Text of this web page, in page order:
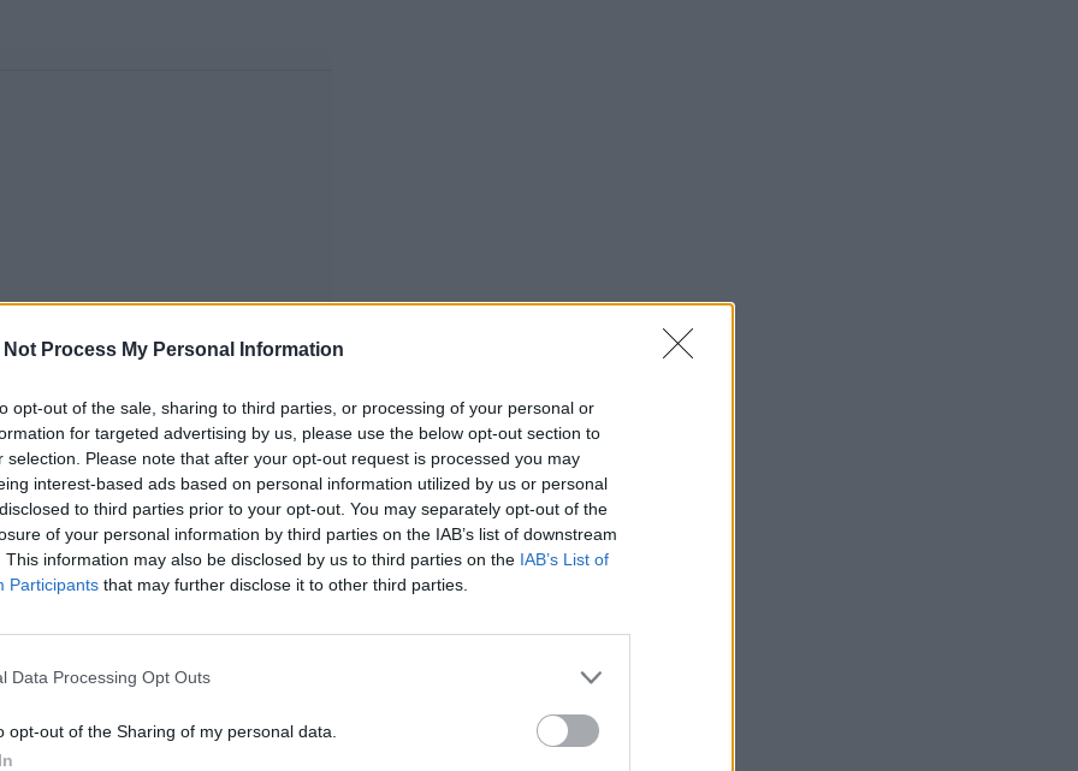
Not Process My Personal Information
opt-out of the sale, sharing to third parties, or processing of your personal or
for targeted advertising by us, please use the below opt-out section to
selection. Please note that after your opt-out request is processed you may
interest-based ads based on personal information utilized by us or personal
to third parties prior to your opt-out. You may separately opt-out of the
of your personal information by third parties on the IAB’s list of downstream
This information may also be disclosed by us to third parties on the IAB’s List of
Participants that may further disclose it to other third parties.
Data Processing Opt Outs
opt-out of the Sharing of my personal data.